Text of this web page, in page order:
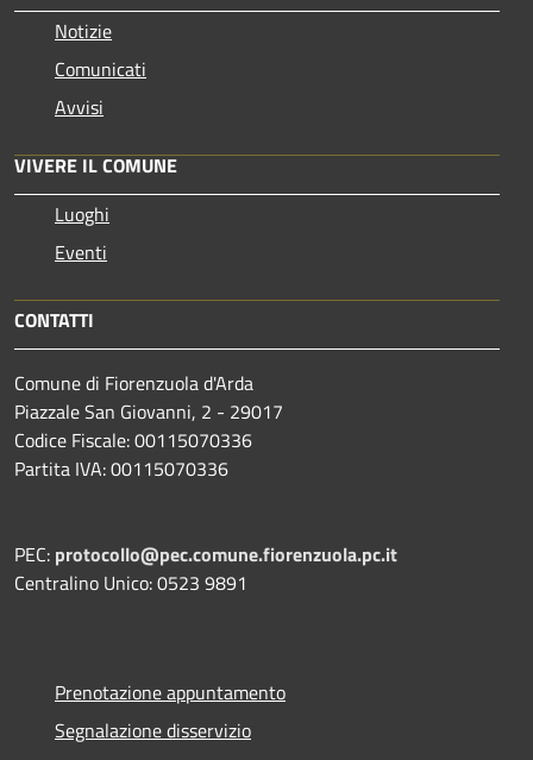
Notizie
Comunicati
Avvisi
VIVERE IL COMUNE
Luoghi
Eventi
CONTATTI
Comune di Fiorenzuola d'Arda
Piazzale San Giovanni, 2 - 29017
Codice Fiscale: 00115070336
Partita IVA: 00115070336
PEC: protocollo@pec.comune.fiorenzuola.pc.it
Centralino Unico: 0523 9891
Prenotazione appuntamento
Segnalazione disservizio